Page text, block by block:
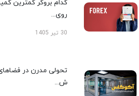
کدام بروکر کمترین
روی...
30 تیر 1405
تحولی مدرن در فضاهای
ش...